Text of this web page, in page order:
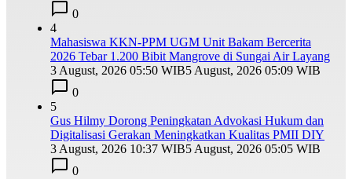
0
4
Mahasiswa KKN-PPM UGM Unit Bakam Bercerita
2026 Tebar 1.200 Bibit Mangrove di Sungai Air Layang
3 August, 2026 05:50 WIB5 August, 2026 05:09 WIB
0
5
Gus Hilmy Dorong Peningkatan Advokasi Hukum dan
Digitalisasi Gerakan Meningkatkan Kualitas PMII DIY
3 August, 2026 10:37 WIB5 August, 2026 05:05 WIB
0